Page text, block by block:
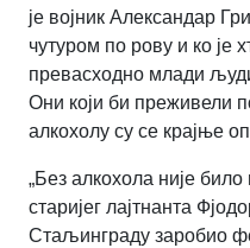
је војник Александар
чутуром по рову и ко је
превасходно млади
Они који би преживели
алкохолу су се крајње
„Без алкохола није
старијег лајтнанта
Стаљинграду заробио